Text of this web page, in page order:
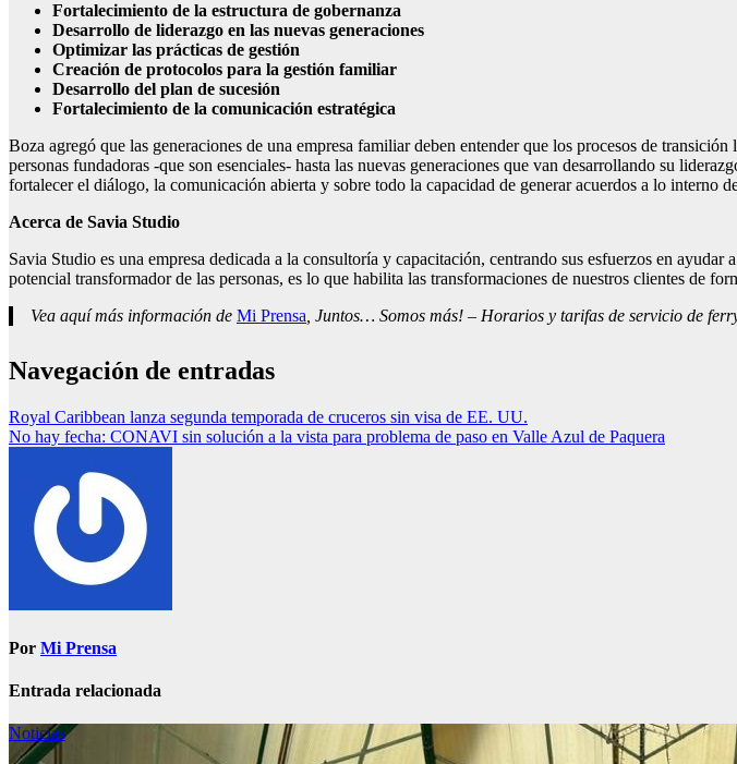
Fortalecimiento de la estructura de gobernanza
Desarrollo de liderazgo en las nuevas generaciones
Optimizar las prácticas de gestión
Creación de protocolos para la gestión familiar
Desarrollo del plan de sucesión
Fortalecimiento de la comunicación estratégica
Boza agregó que las generaciones de una empresa familiar deben entender que los procesos de
personas fundadoras -que son esenciales- hasta las nuevas generaciones que van desarrollando su
fortalecer el diálogo, la comunicación abierta y sobre todo la capacidad de generar acuerdos a lo interno
Acerca de Savia Studio
Savia Studio es una empresa dedicada a la consultoría y capacitación, centrando sus esfuerzos en
potencial transformador de las personas, es lo que habilita las transformaciones de nuestros clientes de
Vea aquí más información de Mi Prensa, Juntos… Somos más! – Horarios y tarifas de servicio de
Navegación de entradas
Royal Caribbean lanza segunda temporada de cruceros sin visa de EE. UU.
No hay fecha: CONAVI sin solución a la vista para problema de paso en Valle Azul de Paquera
Por Mi Prensa
Entrada relacionada
Noticias